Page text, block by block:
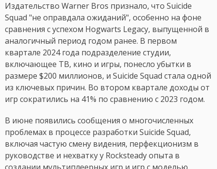
Издательство Warner Bros признало, что Suicide
Squad "не оправдала ожиданий", особенно на фоне
сравнения с успехом Hogwarts Legacy, выпущенной в
аналогичный период годом ранее. В первом
квартале 2024 года подразделение студии,
включающее ТВ, кино и игры, понесло убытки в
размере $200 миллионов, и Suicide Squad стала одной
из ключевых причин. Во втором квартале доходы от
игр сократились на 41% по сравнению с 2023 годом.
В июне появились сообщения о многочисленных
проблемах в процессе разработки Suicide Squad,
включая частую смену видения, перфекционизм в
руководстве и нехватку у Rocksteady опыта в